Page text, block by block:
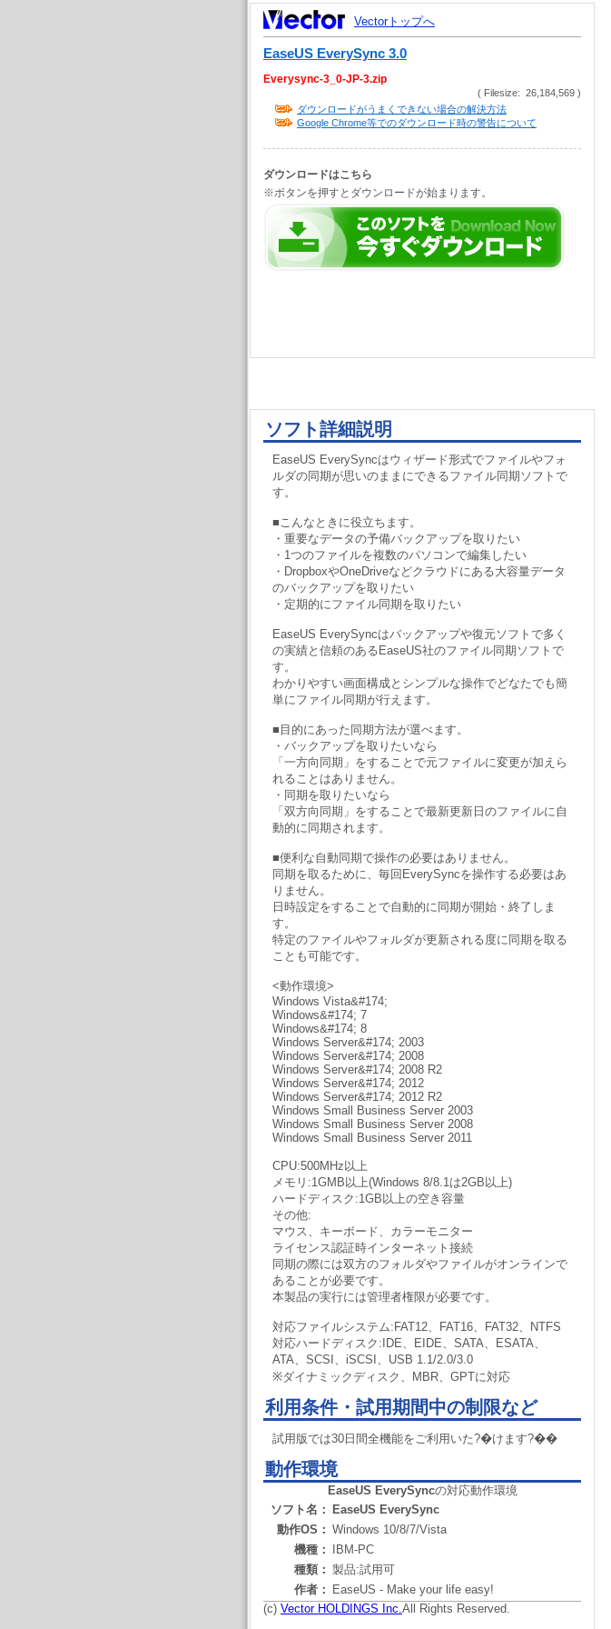
Vectorトップへ
EaseUS EverySync 3.0
Everysync-3_0-JP-3.zip
( Filesize: 26,184,569 )
ダウンロードがうまくできない場合の解決方法
Google Chrome等でのダウンロード時の警告について
ダウンロードはこちら
※ボタンを押すとダウンロードが始まります。
ソフト詳細説明
EaseUS EverySyncはウィザード形式でファイルやフォ
ルダの同期が思いのままにできるファイル同期ソフトで
す。
■こんなときに役立ちます。
・重要なデータの予備バックアップを取りたい
・1つのファイルを複数のパソコンで編集したい
・DropboxやOneDriveなどクラウドにある大容量データ
のバックアップを取りたい
・定期的にファイル同期を取りたい
EaseUS EverySyncはバックアップや復元ソフトで多く
の実績と信頼のあるEaseUS社のファイル同期ソフトで
す。
わかりやすい画面構成とシンプルな操作でどなたでも簡
単にファイル同期が行えます。
■目的にあった同期方法が選べます。
・バックアップを取りたいなら
「一方向同期」をすることで元ファイルに変更が加えら
れることはありません。
・同期を取りたいなら
「双方向同期」をすることで最新更新日のファイルに自
動的に同期されます。
■便利な自動同期で操作の必要はありません。
同期を取るために、毎回EverySyncを操作する必要はあ
りません。
日時設定をすることで自動的に同期が開始・終了しま
す。
特定のファイルやフォルダが更新される度に同期を取る
ことも可能です。
<動作環境>
Windows Vista&#174;
Windows&#174; 7
Windows&#174; 8
Windows Server&#174; 2003
Windows Server&#174; 2008
Windows Server&#174; 2008 R2
Windows Server&#174; 2012
Windows Server&#174; 2012 R2
Windows Small Business Server 2003
Windows Small Business Server 2008
Windows Small Business Server 2011
CPU:500MHz以上
メモリ:1GMB以上(Windows 8/8.1は2GB以上)
ハードディスク:1GB以上の空き容量
その他:
マウス、キーボード、カラーモニター
ライセンス認証時インターネット接続
同期の際には双方のフォルダやファイルがオンラインで
あることが必要です。
本製品の実行には管理者権限が必要です。
対応ファイルシステム:FAT12、FAT16、FAT32、NTFS
対応ハードディスク:IDE、EIDE、SATA、ESATA、
ATA、SCSI、iSCSI、USB 1.1/2.0/3.0
※ダイナミックディスク、MBR、GPTに対応
利用条件・試用期間中の制限など
試用版では30日間全機能をご利用いた?�けます?��
動作環境
EaseUS EverySyncの対応動作環境
ソフト名：
EaseUS EverySync
動作OS： Windows 10/8/7/Vista
機種：
IBM-PC
種類： 製品:試用可
作者：
EaseUS - Make your life easy!
(c) Vector HOLDINGS Inc.All Rights Reserved.